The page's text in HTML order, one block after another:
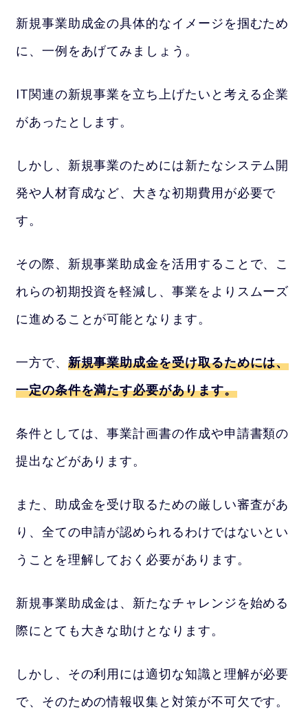
新規事業助成金の具体的なイメージを掴むため
に、一例をあげてみましょう。
IT関連の新規事業を立ち上げたいと考える企業
があったとします。
しかし、新規事業のためには新たなシステム開
発や人材育成など、大きな初期費用が必要で
す。
その際、新規事業助成金を活用することで、こ
れらの初期投資を軽減し、事業をよりスムーズ
に進めることが可能となります。
一方で、 新規事業助成金を受け取るためには、
一定の条件を満たす必要があります。
条件としては、事業計画書の作成や申請書類の
提出などがあります。
また、助成金を受け取るための厳しい審査があ
り、全ての申請が認められるわけではないとい
うことを理解しておく必要があります。
新規事業助成金は、新たなチャレンジを始める
際にとても大きな助けとなります。
しかし、その利用には適切な知識と理解が必要
で、そのための情報収集と対策が不可欠です。